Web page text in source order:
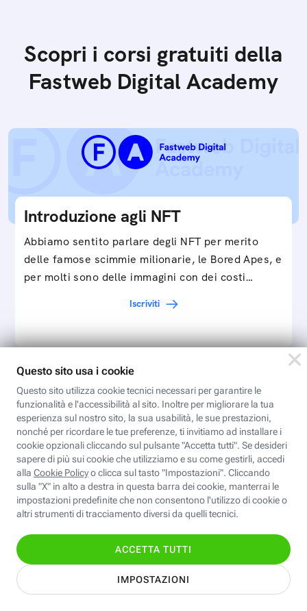
Scopri i corsi gratuiti della
Fastweb Digital Academy
Introduzione agli NFT
Abbiamo sentito parlare degli NFT per merito
delle famose scimmie milionarie, le Bored Apes, e
per molti sono delle immagini con dei costi…
Iscriviti
Low-Code/No-Code: sbloccare
efficienza, innovazione e crescita
con l'automazione e le applicazioni
senza codice
Iscriviti